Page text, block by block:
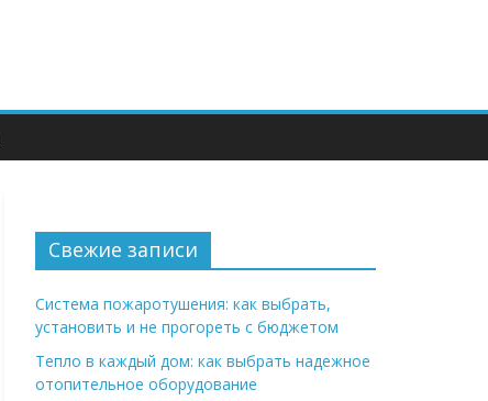
Свежие записи
Система пожаротушения: как выбрать,
установить и не прогореть с бюджетом
Тепло в каждый дом: как выбрать надежное
отопительное оборудование